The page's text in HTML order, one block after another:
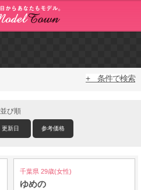
+ 条件で検索
並び順
更新日 参考価格
千葉県 29歳(女性)
ゆめの